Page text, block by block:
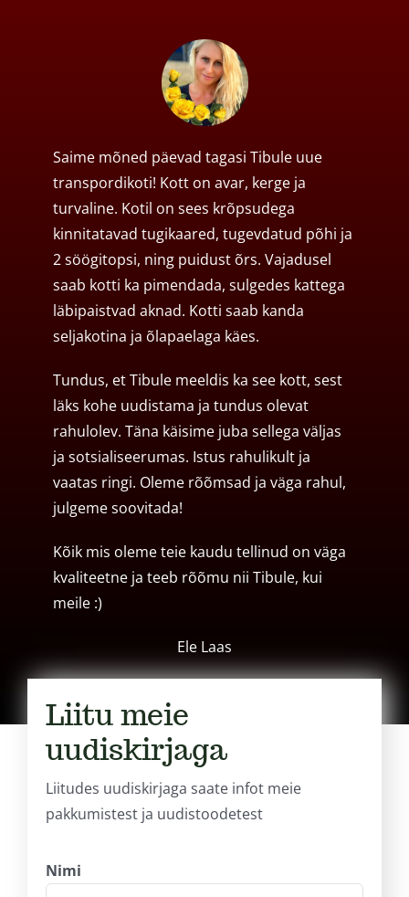
Saime mõned päevad tagasi Tibule uue
transpordikoti! Kott on avar, kerge ja
turvaline. Kotil on sees krõpsudega
kinnitatavad tugikaared, tugevdatud põhi ja
2 söögitopsi, ning puidust õrs. Vajadusel
saab kotti ka pimendada, sulgedes kattega
läbipaistvad aknad. Kotti saab kanda
seljakotina ja õlapaelaga käes.
Tundus, et Tibule meeldis ka see kott, sest
läks kohe uudistama ja tundus olevat
rahulolev. Täna käisime juba sellega väljas
ja sotsialiseerumas. Istus rahulikult ja
vaatas ringi. Oleme rõõmsad ja väga rahul,
julgeme soovitada!
Kõik mis oleme teie kaudu tellinud on väga
kvaliteetne ja teeb rõõmu nii Tibule, kui
meile :)
Ele Laas
Liitu meie
uudiskirjaga
Liitudes uudiskirjaga saate infot meie
pakkumistest ja uudistoodetest
Nimi